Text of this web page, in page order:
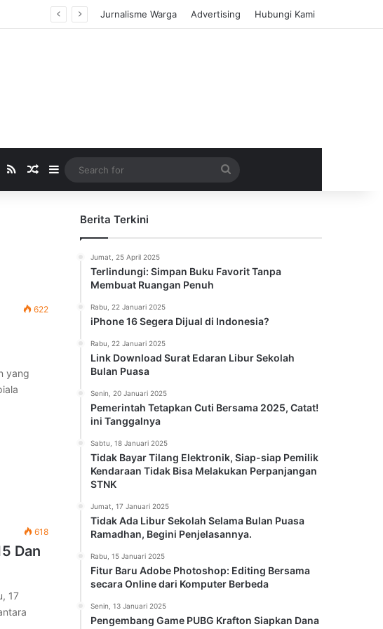
Jurnalisme Warga Advertising Hubungi Kami
RSSRandom Article
Sidebar
for
622
yang
618
Dan
17
Berita Terkini
Jumat, 25 April 2025
Terlindungi: Simpan Buku Favorit Tanpa
Membuat Ruangan Penuh
Rabu, 22 Januari 2025
iPhone 16 Segera Dijual di Indonesia?
Rabu, 22 Januari 2025
Link Download Surat Edaran Libur Sekolah
Bulan Puasa
Senin, 20 Januari 2025
Pemerintah Tetapkan Cuti Bersama 2025, Catat!
ini Tanggalnya
Sabtu, 18 Januari 2025
Tidak Bayar Tilang Elektronik, Siap-siap Pemilik
Kendaraan Tidak Bisa Melakukan Perpanjangan
STNK
Jumat, 17 Januari 2025
Tidak Ada Libur Sekolah Selama Bulan Puasa
Ramadhan, Begini Penjelasannya.
Rabu, 15 Januari 2025
Fitur Baru Adobe Photoshop: Editing Bersama
secara Online dari Komputer Berbeda
Senin, 13 Januari 2025
Pengembang Game PUBG Krafton Siapkan Dana